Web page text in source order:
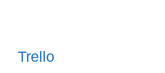
Trello